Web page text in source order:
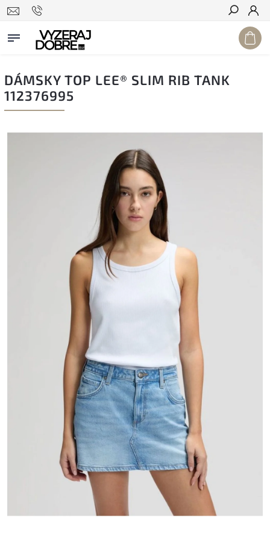
Hľadať
DÁMSKY TOP LEE® SLIM RIB TANK
112376995